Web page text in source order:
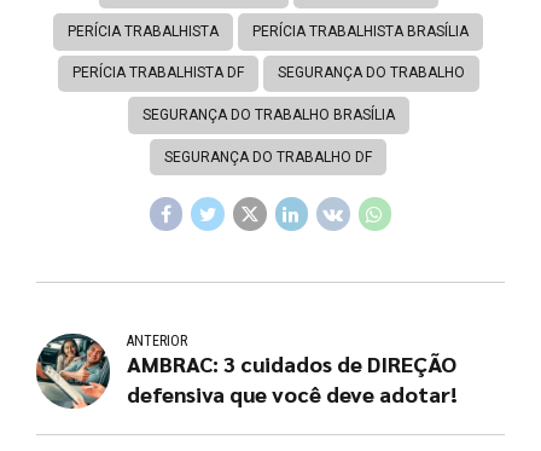
PERÍCIA TRABALHISTA PERÍCIA TRABALHISTA BRASÍLIA
PERÍCIA TRABALHISTA DF SEGURANÇA DO TRABALHO
SEGURANÇA DO TRABALHO BRASÍLIA
SEGURANÇA DO TRABALHO DF
ANTERIOR
AMBRAC: 3 cuidados de DIREÇÃO
defensiva que você deve adotar!